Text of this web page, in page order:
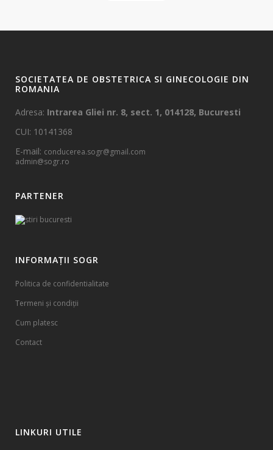
SOCIETATEA DE OBSTETRICA SI GINECOLOGIE DIN
ROMANIA
Adresa: Intrarea Gliei nr. 8, sect. 1, 014128, Bucuresti
CUI: 10141368
E-mail: conducerea.sogr@gmail.com
admin@sogr.ro
PARTENER
INFORMAȚII SOGR
Politica de confidentialitate
Termeni și condiții
Cum platesc
Contact
LINKURI UTILE